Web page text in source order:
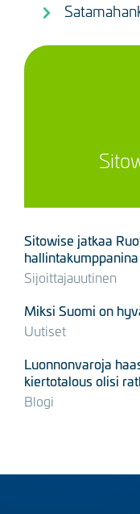
Sitowise jatkaa
hallintakumppanina
Sijoittajauutinen
Miksi Suomi on
Uutiset
Luonnonvaroja
kiertotalous olisi
Blogi